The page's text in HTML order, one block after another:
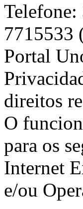
Telefone:
7715533
Portal
direitos
O
para os
Internet
e/ou